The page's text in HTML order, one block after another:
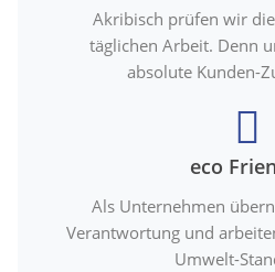
Akribisch prüfen wir
täglichen Arbeit. Denn
absolute Kunden-
eco
Als Unternehmen
Verantwortung und
Umwelt-